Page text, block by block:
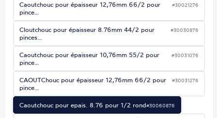
Caoutchouc pour épaisseur 12,76mm 66/2 pour
pince…
#30021276
Cloutchouc pour épaisseur 8.76mm 44/2 pour
pinces…
#30030876
Caoutchouc pour épaisseur 10,76mm 55/2 pour
pince…
#30031076
CAOUTChouc pour épaisseur 12,76mm 66/2 pour
pince…
#30031276
Caoutchouc pour epais. 8.76 pour 1/2 rond#30060876